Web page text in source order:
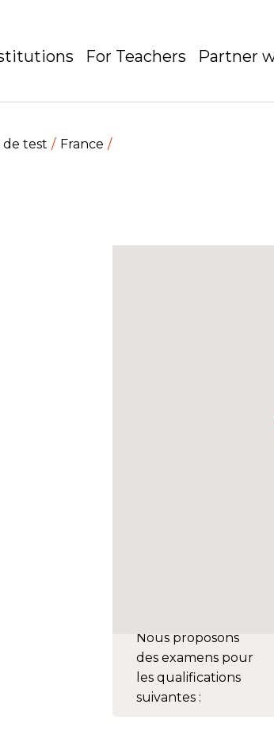
For Teachers Partner
de test France
Nous proposons
des examens pour
les qualifications
suivantes :